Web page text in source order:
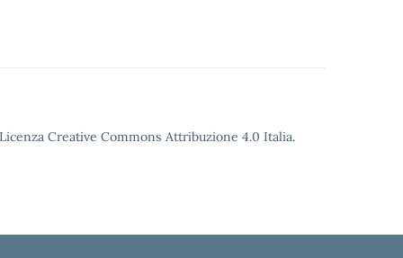
Creative Commons Attribuzione 4.0 Italia.